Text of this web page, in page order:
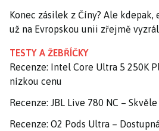
Konec zásilek z Číny? Ale kdepak,
už na Evropskou unii zřejmě
TESTY A ŽEBŘÍČKY
Recenze: Intel Core Ultra 5 250K
nízkou cenu
Recenze: JBL Live 780 NC –
Recenze: O2 Pods Ultra –